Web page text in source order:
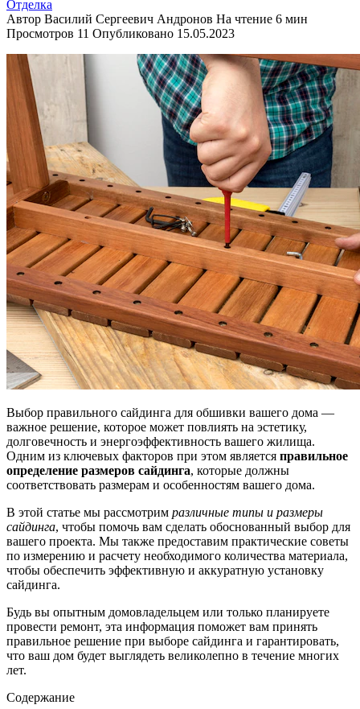
Отделка
Автор Василий Сергеевич Андронов На чтение 6 мин
Просмотров 11 Опубликовано 15.05.2023
Выбор правильного сайдинга для обшивки вашего дома —
важное решение, которое может повлиять на эстетику,
долговечность и энергоэффективность вашего жилища.
Одним из ключевых факторов при этом является правильное
определение размеров сайдинга, которые должны
соответствовать размерам и особенностям вашего дома.
В этой статье мы рассмотрим различные типы и размеры
сайдинга, чтобы помочь вам сделать обоснованный выбор для
вашего проекта. Мы также предоставим практические советы
по измерению и расчету необходимого количества материала,
чтобы обеспечить эффективную и аккуратную установку
сайдинга.
Будь вы опытным домовладельцем или только планируете
провести ремонт, эта информация поможет вам принять
правильное решение при выборе сайдинга и гарантировать,
что ваш дом будет выглядеть великолепно в течение многих
лет.
Содержание